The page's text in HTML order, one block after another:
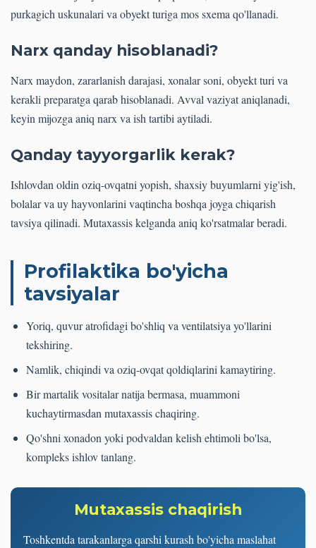
purkagich uskunalari va obyekt turiga mos sxema qo'llanadi.
Narx qanday hisoblanadi?
Narx maydon, zararlanish darajasi, xonalar soni, obyekt turi va
kerakli preparatga qarab hisoblanadi. Avval vaziyat aniqlanadi,
keyin mijozga aniq narx va ish tartibi aytiladi.
Qanday tayyorgarlik kerak?
Ishlovdan oldin oziq-ovqatni yopish, shaxsiy buyumlarni yig'ish,
bolalar va uy hayvonlarini vaqtincha boshqa joyga chiqarish
tavsiya qilinadi. Mutaxassis kelganda aniq ko'rsatmalar beradi.
Profilaktika bo'yicha
tavsiyalar
Yoriq, quvur atrofidagi bo'shliq va ventilatsiya yo'llarini
tekshiring.
Namlik, chiqindi va oziq-ovqat qoldiqlarini kamaytiring.
Bir martalik vositalar natija bermasa, muammoni
kuchaytirmasdan mutaxassis chaqiring.
Qo'shni xonadon yoki podvaldan kelish ehtimoli bo'lsa,
kompleks ishlov tanlang.
Mutaxassis chaqirish
Toshkentda tarakanlarga qarshi kurash bo'yicha maslahat